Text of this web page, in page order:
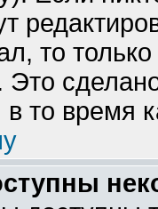
то
Это
в то время